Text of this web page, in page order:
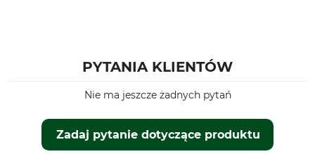
PYTANIA KLIENTÓW
Zadaj pytanie dotyczące produktu
Nie ma jeszcze żadnych pytań